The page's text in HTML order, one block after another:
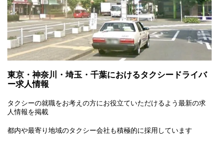
東京・神奈川・埼玉・千葉におけるタクシードライバ
ー求人情報
タクシーの就職をお考えの方にお役立ていただけるよう最新の求
人情報を掲載
都内や最寄り地域のタクシー会社も積極的に採用しています